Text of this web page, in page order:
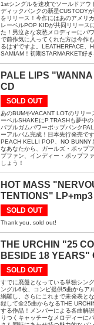
1stシングルを速攻でソールドアウ
ディックパンクの新星CUSTODY
をリリース！今作にはあのアメリ
レーベルPOP KIDが共同リリース
た！男泣きな哀愁メロディーにパ
で前作気に入ってくれた方は今作
るはずですよ。LEATHERFACE、
SAMIAM！初期STARMARKET好き
PALE LIPS
CD
SOLD OUT
あのBUMやVACANT LOTのリリー
ーベルSHAKEにP.TRASHも夢中
バブルガムパワーポップパンク
ーアルバム完成！日本先行発売で
PEACH KELLI POP、NO BUNNY
なあなたから、ガールズ・ポップ
プファン、インディー・ポップフ
しょう！
HOT MASS
TENTIONS" LP+mp3
SOLD OUT
Thank you, sold out!
THE URCHIN "25
BESIDE 18 YEARS"
SOLD OUT
すでに廃盤となっている単独シン
ングル6枚、コンピ提供5曲からア
網羅し、さらにこれまで未発表と
録して全25曲からなるTHE
する作品！メンバーによる各曲解
りつくキャッチーなメロディーに